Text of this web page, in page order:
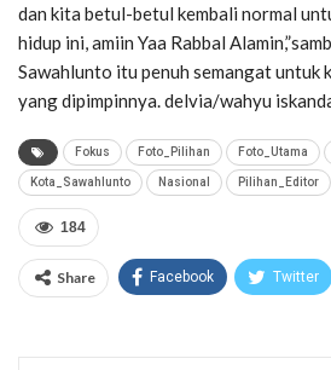
dan kita betul-betul kembali normal
hidup ini, amiin Yaa Rabbal
Sawahlunto itu penuh semangat untuk
yang dipimpinnya. delvia/wahyu
Fokus Foto_Pilihan Foto_Utama
Kota_Sawahlunto Nasional Pilihan_Editor
184
Share Facebook Twitter